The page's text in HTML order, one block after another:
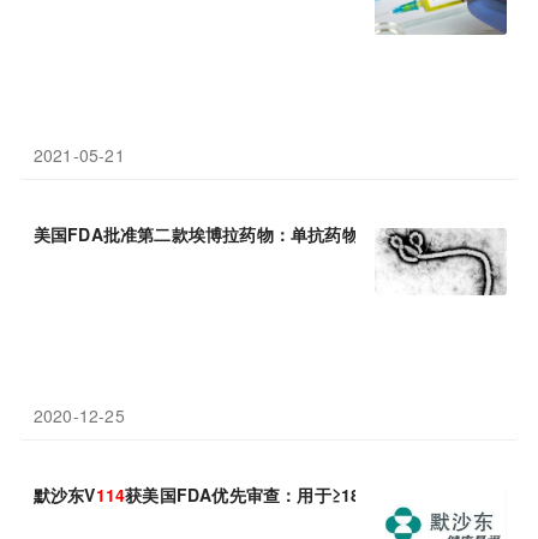
2021-05-21
美国FDA批准第二款埃博拉药物：单抗药物Ebanga(mAb114)获
2020-12-25
默沙东V114获美国FDA优先审查：用于≥18岁成年人群，预防侵